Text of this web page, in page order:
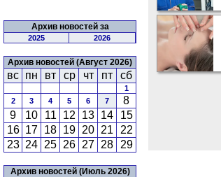
Архив новостей за
2025 2026
Архив новостей (Август 2026)
вс пн вт ср чт пт сб
1
2
3 4 5 6 7
8
9
10 11 12 13 14
15
16 17 18 19 20 21
22
23 24 25 26 27 28 29
Архив новостей (Июль 2026)